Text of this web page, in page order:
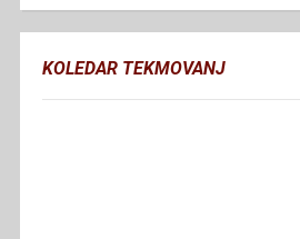
KOLEDAR TEKMOVANJ